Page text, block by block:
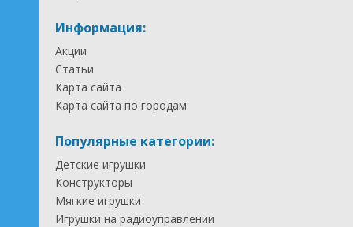
Информация:
Акции
Статьи
Карта сайта
Карта сайта по городам
Популярные категории:
Детские игрушки
Конструкторы
Мягкие игрушки
Игрушки на радиоуправлении